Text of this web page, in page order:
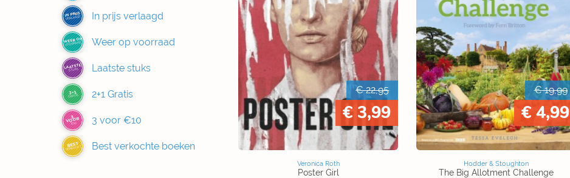
IN PRIJS
VERLAAGD In prijs verlaagd
WEER OP
VOORRAAD Weer op voorraad
LAATSTE
STUKS Laatste stuks
2+1
GRATIS 2+1 Gratis
3
VOOR
€10 3 voor €10
BEST
VERKOCHT Best verkochte boeken
€ 22,95
€ 3,99
Veronica Roth
Poster Girl
€ 19,99
€ 4,99
Hodder & Stoughton
The Big Allotment Challenge